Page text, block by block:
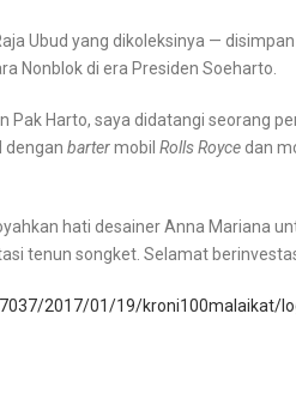
Ubud yang dikoleksinya —
Nonblok di era Presiden Soeharto.
Pak Harto, saya didatangi seorang
dengan bartermobil Rolls Royce dan
hati desainer Anna Mariana
tenun songket. Selamat
2017/01/19/kroni100malaikat/